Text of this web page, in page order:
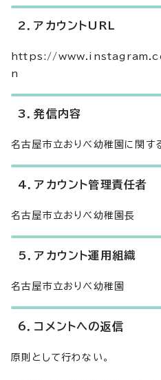
2．アカウントURL
https://
n
3．発信内容
名古屋市立おりべ幼稚園に関す
4．アカウント管理責任者
名古屋市立おりべ幼稚園長
5．アカウント運用組織
名古屋市立おりべ幼稚園
6．コメントへの返信
原則として行わない。